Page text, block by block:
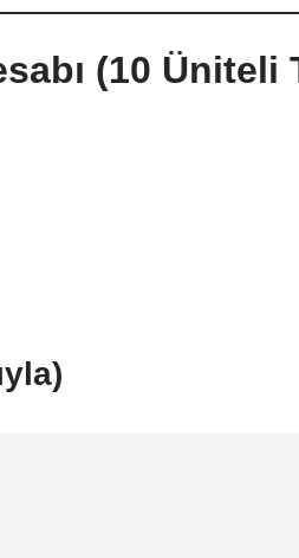
(10 Üniteli